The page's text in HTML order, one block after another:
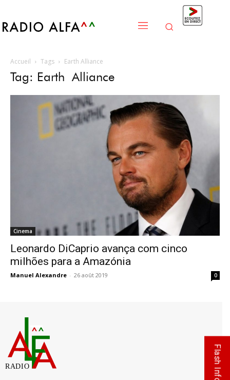
Accueil Tags Earth Alliance
Tag: Earth Alliance
Cinema
Leonardo DiCaprio avança com cinco
milhões para a Amazónia
Manuel Alexandre - 26 août 2019 0
RADIO Flash Info